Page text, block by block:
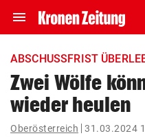
menu Navigation
ein-/ausklappen
account_circle Anmelden
ABSCHUSSFRIST
Zwei Wölfe
wieder heulen
Oberösterreich 31.03.2024